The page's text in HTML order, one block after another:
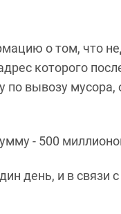
о том, что
которого
по вывозу
- 500
день, и в связи